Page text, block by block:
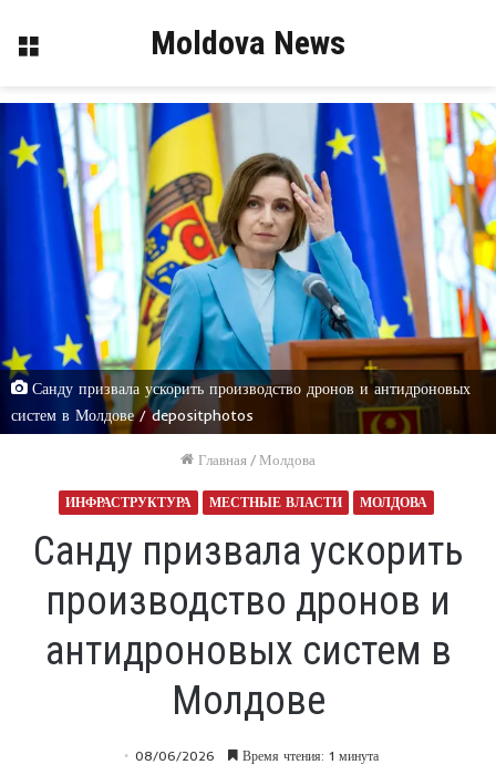
Меню Moldova News
Санду призвала ускорить производство дронов и антидроновых
систем в Молдове / depositphotos
Главная /Молдова
ИНФРАСТРУКТУРА МЕСТНЫЕ ВЛАСТИ МОЛДОВА
Санду призвала ускорить
производство дронов и
антидроновых систем в
Молдове
08/06/2026 Время чтения: 1 минута